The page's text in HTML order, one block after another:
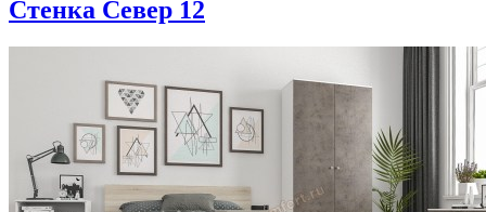
Стенка Север 12